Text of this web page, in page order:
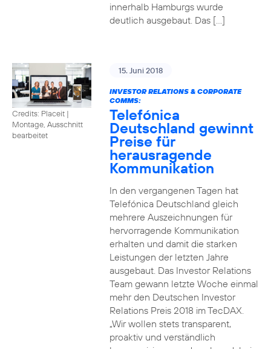
innerhalb Hamburgs wurde
deutlich ausgebaut. Das […]
Credits: Placeit |
Montage, Ausschnitt
bearbeitet
15. Juni 2018
INVESTOR RELATIONS & CORPORATE
COMMS:
Telefónica
Deutschland gewinnt
Preise für
herausragende
Kommunikation
In den vergangenen Tagen hat
Telefónica Deutschland gleich
mehrere Auszeichnungen für
hervorragende Kommunikation
erhalten und damit die starken
Leistungen der letzten Jahre
ausgebaut. Das Investor Relations
Team gewann letzte Woche einmal
mehr den Deutschen Investor
Relations Preis 2018 im TecDAX.
„Wir wollen stets transparent,
proaktiv und verständlich